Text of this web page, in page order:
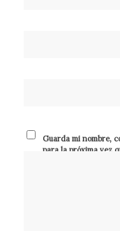
Guarda mi nombre,
para la próxima vez